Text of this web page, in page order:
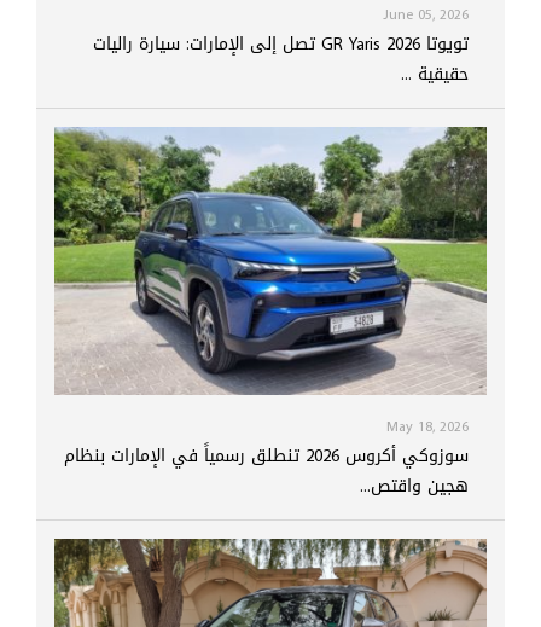
June 05, 2026
تويوتا GR Yaris 2026 تصل إلى الإمارات: سيارة راليات
حقيقية ...
May 18, 2026
سوزوكي أكروس 2026 تنطلق رسمياً في الإمارات بنظام
هجين واقتص...